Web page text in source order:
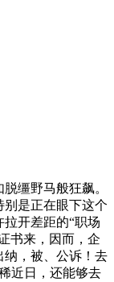
缰野马般狂飙。
别是正在眼下这个
开差距的“职场
书来，因而，企
纳，被、公诉！去
近日，还能够去